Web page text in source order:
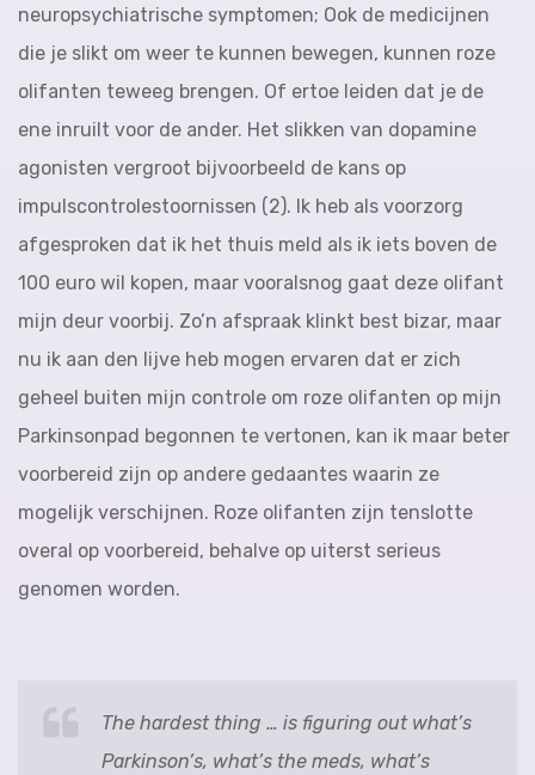
neuropsychiatrische symptomen; Ook de medicijnen
die je slikt om weer te kunnen bewegen, kunnen roze
olifanten teweeg brengen. Of ertoe leiden dat je de
ene inruilt voor de ander. Het slikken van dopamine
agonisten vergroot bijvoorbeeld de kans op
impulscontrolestoornissen (2). Ik heb als voorzorg
afgesproken dat ik het thuis meld als ik iets boven de
100 euro wil kopen, maar vooralsnog gaat deze olifant
mijn deur voorbij. Zo’n afspraak klinkt best bizar, maar
nu ik aan den lijve heb mogen ervaren dat er zich
geheel buiten mijn controle om roze olifanten op mijn
Parkinsonpad begonnen te vertonen, kan ik maar beter
voorbereid zijn op andere gedaantes waarin ze
mogelijk verschijnen. Roze olifanten zijn tenslotte
overal op voorbereid, behalve op uiterst serieus
genomen worden.
The hardest thing … is figuring out what’s
Parkinson’s, what’s the meds, what’s